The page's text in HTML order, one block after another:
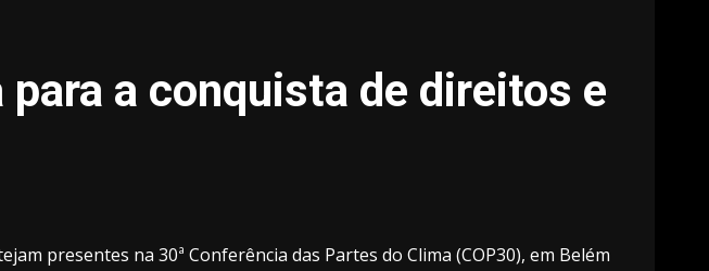
a conquista de direitos e
presentes na 30ª Conferência das Partes do Clima (COP30), em Belém